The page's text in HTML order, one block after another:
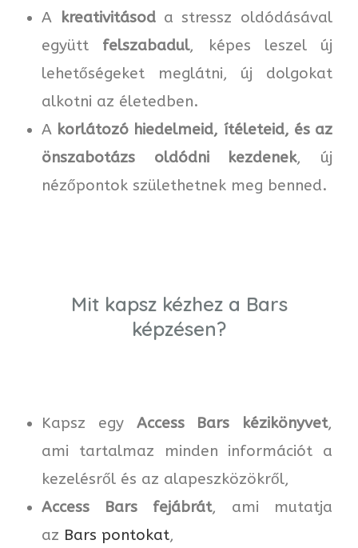
A
kreativitásoda stressz oldódásával
együtt felszabadul, képes leszel új
lehetőségeket meglátni, új dolgokat
alkotni az életedben.
A korlátozó hiedelmeid, ítéleteid, és az
önszabotázs oldódni kezdenek, új
nézőpontok születhetnek meg benned.
Mit kapsz kézhez a Bars
képzésen?
Kapsz egy Access Bars kézikönyvet,
ami tartalmaz minden információt a
kezelésről és az alapeszközökről,
Access Bars fejábrát, ami mutatja
az Bars pontokat,